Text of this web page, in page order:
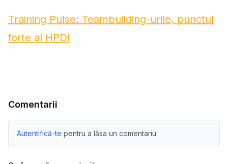
Training Pulse: Teambuilding-urile, punctul
forte al HPDI
Comentarii
Autentifică-te pentru a lăsa un comentariu.